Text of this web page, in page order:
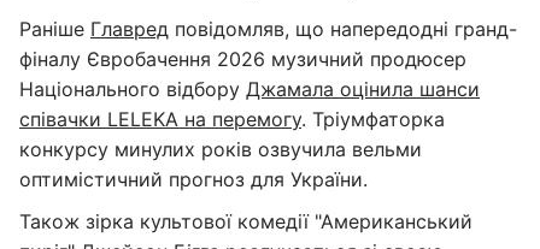
Раніше Главред повідомляв, що напередодні гранд-
фіналу Євробачення 2026 музичний продюсер
Національного відбору Джамала оцінила шанси
співачки LELEKA на перемогу. Тріумфаторка
конкурсу минулих років озвучила вельми
оптимістичний прогноз для України.
Також зірка культової комедії "Американський